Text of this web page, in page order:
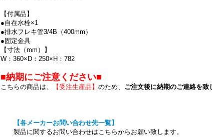
【付属品】
●自在水栓×1
●排水フレキ管3/4B（400mm）
●固定金具
【寸法（mm）】
W：360×D：250×H：782
■納期にご注意ください■
こちらの商品は、 【受注生産品】 のため、 ご注文後に納期のご連絡を
【各メーカーお問い合わせ先一覧】
製品に関するお問い合わせはこちらからお願い致します。